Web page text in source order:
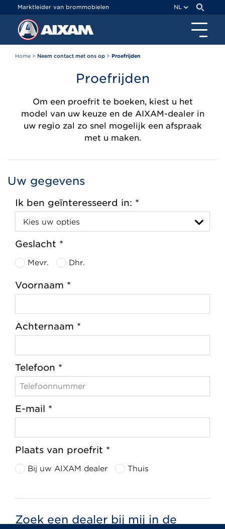
Marktleider van brommobielen NL
Home > Neem contact met ons op > Proefrijden
Proefrijden
Om een proefrit te boeken, kiest u het
model van uw keuze en de AIXAM-dealer in
uw regio zal zo snel mogelijk een afspraak
met u maken.
Uw gegevens
Ik ben geïnteresseerd in: *
Geslacht *
Mevr. Dhr.
Voornaam *
Achternaam *
Telefoon *
E-mail *
Plaats van proefrit *
Bij uw AIXAM dealer Thuis
Zoek een dealer bij mij in de
Cookies beheer paneel